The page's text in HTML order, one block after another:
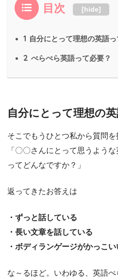
目次 [hide]
1 自分にとって理想の英語っ
2 ぺらぺら英語って必要？
自分にとって理想の
そこでもうひとつ私から質問を
「〇〇さんにとって思うよう
ってどんなですか？」
返ってきたお答えは
・ずっと話している
・長い文章を話している
・ボディランゲージがかっこい
な～るほど。いわゆる、英語